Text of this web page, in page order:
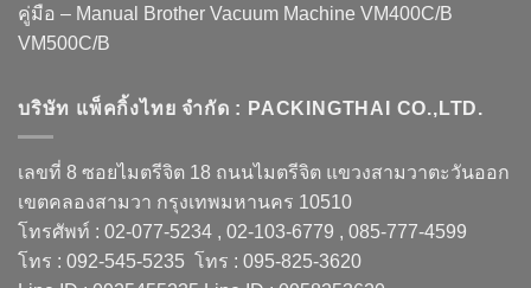
คู่มือ – Manual Brother Vacuum Machine VM400C/B
VM500C/B
บริษัท แพ็คกิ้งไทย จำกัด : PACKINGTHAI CO.,LTD.
เลขที่ 8 ซอยไมตรีจิต 18 ถนนไมตรีจิต แขวงสามวาตะวันออก
เขตคลองสามวา กรุงเทพมหานคร 10510
โทรศัพท์ : 02-077-5234 , 02-103-6779 , 085-777-4599
โทร : 092-545-5235 โทร : 095-825-3620